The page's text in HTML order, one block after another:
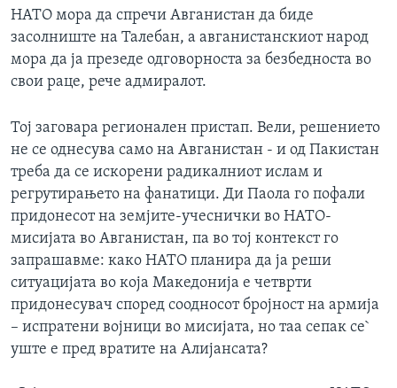
НАТО мора да спречи Авганистан да биде
засолниште на Талебан, а авганистанскиот народ
мора да ја презеде одговорноста за безбедноста во
свои раце, рече адмиралот.
Тој заговара регионален пристап. Вели, решението
не се однесува само на Авганистан - и од Пакистан
треба да се искорени радикалниот ислам и
регрутирањето на фанатици. Ди Паола го пофали
придонесот на земјите-учеснички во НАТО-
мисијата во Авганистан, па во тој контекст го
запрашавме: како НАТО планира да ја реши
ситуацијата во која Македонија е четврти
придонесувач според соодносот бројност на армија
– испратени војници во мисијата, но таа сепак се`
уште е пред вратите на Алијансата?